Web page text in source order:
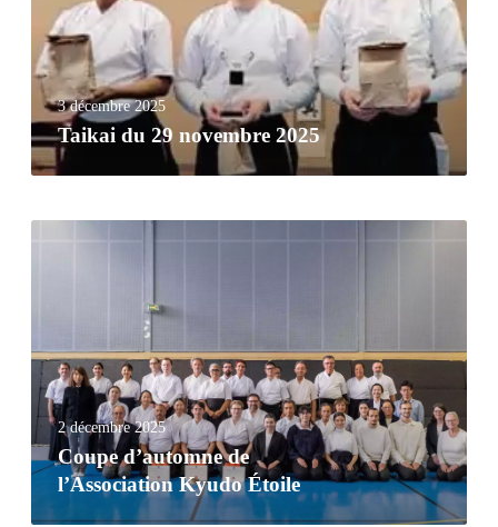
3 décembre 2025
Taikai du 29 novembre 2025
2 décembre 2025
Coupe d’automne de
l’Association Kyudo Étoile